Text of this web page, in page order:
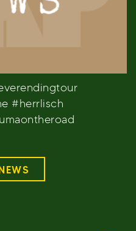
#herrlisch